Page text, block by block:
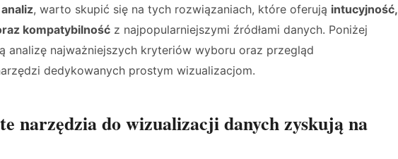
, warto skupić się na tych rozwiązaniach, które oferują intucyjność,
kompatybilność z najpopularniejszymi źródłami danych. Poniżej
analizę najważniejszych kryteriów wyboru oraz przegląd
dedykowanych prostym wizualizacjom.
narzędzia do wizualizacji danych zyskują na